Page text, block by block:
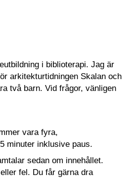
i biblioterapi. Jag är
arkitekturtidningen Skalan och
två barn. Vid frågor, vänligen
vara fyra,
minuter inklusive paus.
sedan om innehållet.
fel. Du får gärna dra